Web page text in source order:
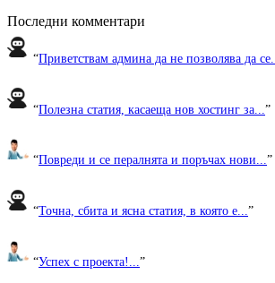
Последни комментари
“Приветствам админа да не позволява да се...
“Полезна статия, касаеща нов хостинг за... ”
“Повреди и се пералнята и поръчах нови...”
“Точна, сбита и ясна статия, в която е... ”
“Успех с проекта!... ”